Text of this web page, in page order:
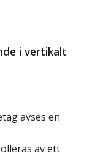
i vertikalt
avses en
av ett